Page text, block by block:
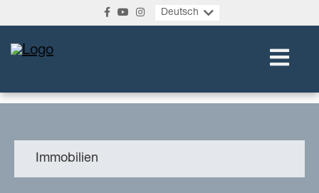
Deutsch
Immobilien